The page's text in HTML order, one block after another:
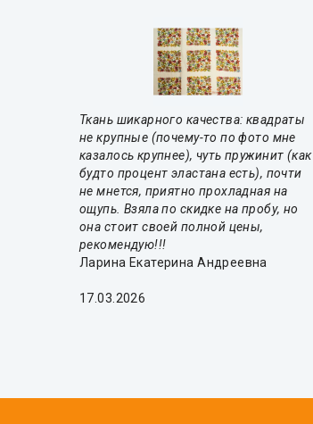
Ткань шикарного качества: квадраты
не крупные (почему-то по фото мне
казалось крупнее), чуть пружинит (как
будто процент эластана есть), почти
не мнется, приятно прохладная на
ощупь. Взяла по скидке на пробу, но
она стоит своей полной цены,
рекомендую!!!
Ларина Екатерина Андреевна
17.03.2026